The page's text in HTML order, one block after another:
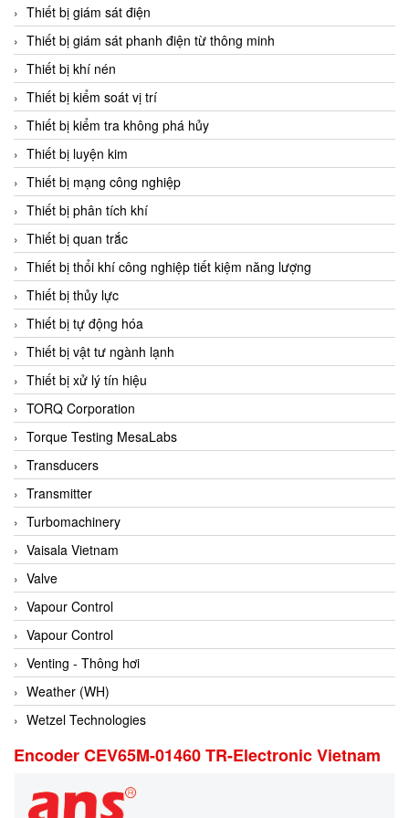
Chromalox
ChuanYi
CIC
Clage
Clake Fololo
Clark Cooper
CMC Ventilazione
Coax Valves Inc
Codel
Cofimco
Coltraco
Comat Releco
Comax
COMETECH VietNam
COMFILE Technology
Conch
Conductix/ WAMPFLER
Contrec
Contrinex
Control Solution Minesota
Copeland
Cortem
Cosa Xentaur
Cosil
Coulton
Crouzet
Crowcon
Crydom
Thiết bị giám sát điện
Thiết bị giám sát phanh điện từ thông minh
Thiết bị khí nén
Thiết bị kiểm soát vị trí
Thiết bị kiểm tra không phá hủy
Thiết bị luyện kim
Thiết bị mạng công nghiệp
Thiết bị phân tích khí
Thiết bị quan trắc
Thiết bị thổi khí công nghiệp tiết kiệm năng lượng
Thiết bị thủy lực
Thiết bị tự động hóa
Thiết bị vật tư ngành lạnh
Thiết bị xử lý tín hiệu
TORQ Corporation
Torque Testing MesaLabs
Transducers
Transmitter
Turbomachinery
Vaisala Vietnam
Valve
Vapour Control
Vapour Control
Venting - Thông hơi
Weather (WH)
Wetzel Technologies
Encoder CEV65M-01460 TR-Electronic Vietnam